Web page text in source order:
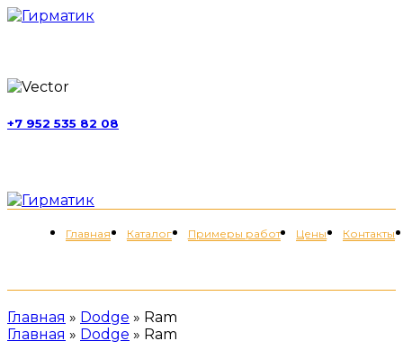
+7 952 535 82 08
Главная Каталог Примеры работ Цены Контакты
Главная » Dodge » Ram
Главная » Dodge » Ram